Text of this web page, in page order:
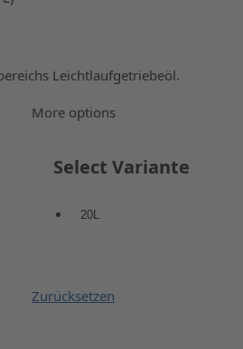
Leichtlaufgetriebeöl.
More options
Select Variante
20L
Zurücksetzen